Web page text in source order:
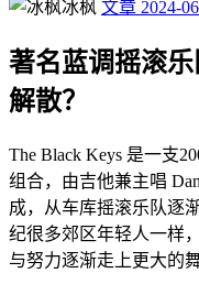
冰枫 文章 2024-
著名蓝调摇滚
解散？
The Black Keys 是一支
组合，由吉他兼主唱
成，从车库摇滚乐队逐
纪很多郊区年轻人一样
与努力逐渐走上更大的舞